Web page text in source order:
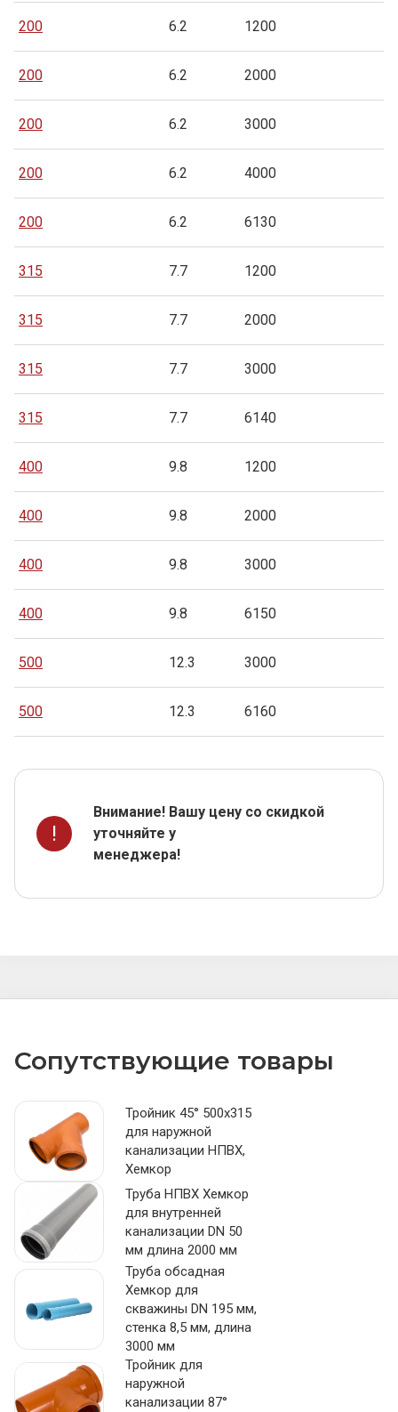
200 6.2 1200
200 6.2 2000
200 6.2 3000
200 6.2 4000
200 6.2 6130
315 7.7 1200
315 7.7 2000
315 7.7 3000
315 7.7 6140
400 9.8 1200
400 9.8 2000
400 9.8 3000
400 9.8 6150
500 12.3 3000
500 12.3 6160
!
Внимание! Вашу цену со скидкой
уточняйте у
менеджера!
Сопутствующие товары
Тройник 45° 500х315
для наружной
канализации НПВХ,
Хемкор
Труба НПВХ Хемкор
для внутренней
канализации DN 50
мм длина 2000 мм
Труба обсадная
Хемкор для
скважины DN 195 мм,
стенка 8,5 мм, длина
3000 мм
Тройник для
наружной
канализации 87°